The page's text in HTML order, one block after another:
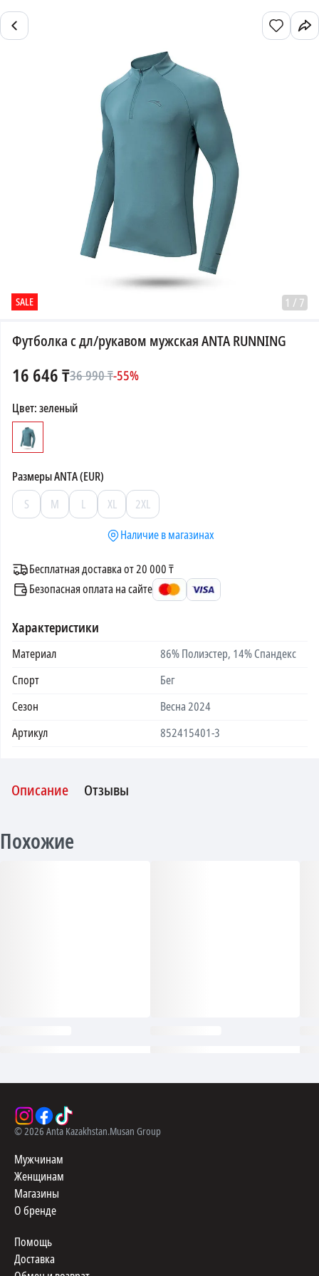
SALE 1 / 7
Футболка с дл/рукавом мужская ANTA RUNNING
16 646₸36 990₸-55%
Цвет:зеленый
РазмерыANTA (EUR)
S
M L XL
2XL
Наличие в магазинах
Бесплатная доставка от 20 000 ₸
Безопасная оплата на сайте
Характеристики
Материал
86% Полиэстер, 14% Спандекс
Спорт
Бег
Сезон
Весна 2024
Артикул
852415401-3
Описание Отзывы
Похожие
©2026 Anta Kazakhstan.Musan Group
Мужчинам
Женщинам
Магазины
О бренде
Помощь
Доставка